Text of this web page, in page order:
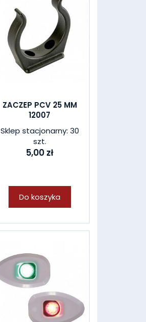
ZACZEP PCV 25 MM
12007
Sklep stacjonarny: 30
szt.
5,00 zł
Do koszyka